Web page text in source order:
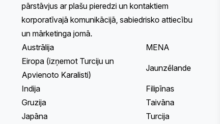
pārstāvjus ar plašu pieredzi un kontaktiem
korporatīvajā komunikācijā, sabiedrisko attiecību
un mārketinga jomā.
Austrālija
MENA
Eiropa (izņemot Turciju un
Apvienoto Karalisti)
Jaunzēlande
Indija
Filipīnas
Gruzija
Taivāna
Japāna
Turcija